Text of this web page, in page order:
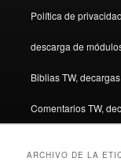
Política de privacidad
descarga de
Biblias TW,
Comentarios TW,
ARCHIVO DE LA